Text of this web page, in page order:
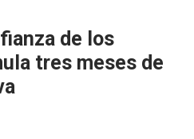
de los
tres meses de